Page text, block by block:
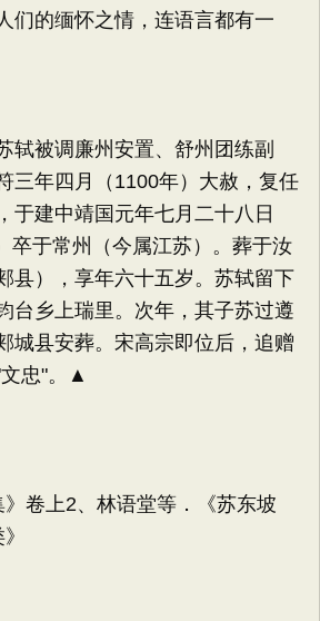
们的缅怀之情，连语言都有一
被调廉州安置、舒州团练副
三年四月（1100年）大赦，复任
于建中靖国元年七月二十八日
卒于常州（今属江苏）。葬于汝
县），享年六十五岁。苏轼留下
台乡上瑞里。次年，其子苏过遵
城县安葬。宋高宗即位后，追赠
忠"。▲
卷上2、林语堂等．《苏东坡